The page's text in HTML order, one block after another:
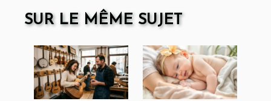
SUR LE MÊME SUJET